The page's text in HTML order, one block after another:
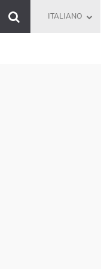
ITALIANO